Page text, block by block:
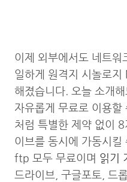
이제 외부에서도 네트
일하게 원격지 시놀로
해졌습니다. 오늘 소개
자유롭게 무료로 이용할
처럼 특별한 제약 없이
이브를 동시에 가동시
ftp 모두 무료이며 읽기
드라이브, 구글포토, 드